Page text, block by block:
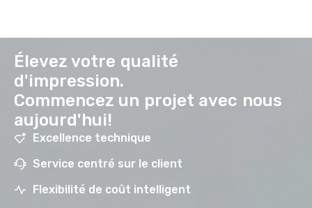
Élevez votre qualité
d'impression.
Commencez un projet avec nous
aujourd'hui!
Excellence technique
Service centré sur le client
Flexibilité de coût intelligent